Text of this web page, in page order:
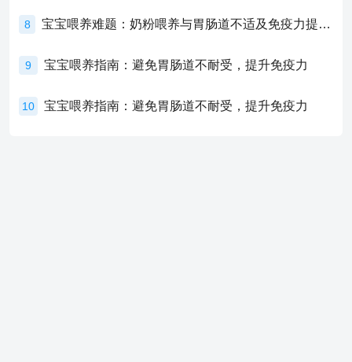
8 宝宝喂养难题：奶粉喂养与胃肠道不适及免疫力提升的奥秘
9 宝宝喂养指南：避免胃肠道不耐受，提升免疫力
10 宝宝喂养指南：避免胃肠道不耐受，提升免疫力